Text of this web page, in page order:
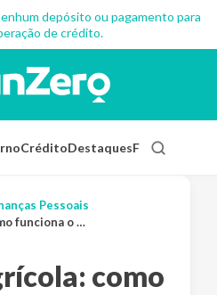
depósito ou pagamento para
de crédito.
CréditoDestaquesFinanças
Pessoais
no agronegócio?
como